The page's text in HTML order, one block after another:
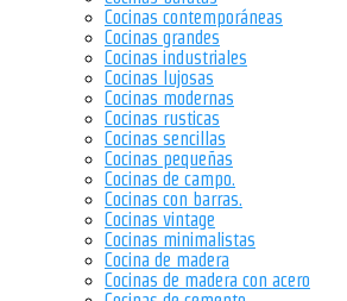
Cocinas contemporáneas
Cocinas grandes
Cocinas industriales
Cocinas lujosas
Cocinas modernas
Cocinas rusticas
Cocinas sencillas
Cocinas pequeñas
Cocinas de campo.
Cocinas con barras.
Cocinas vintage
Cocinas minimalistas
Cocina de madera
Cocinas de madera con acero